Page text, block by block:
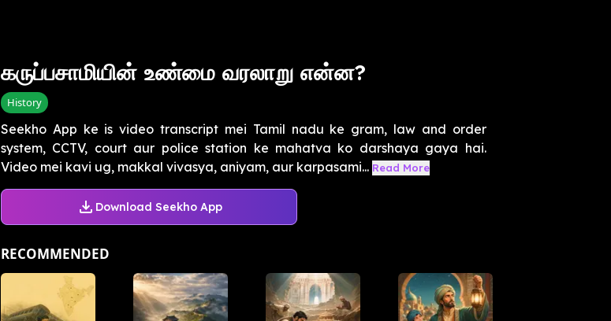
கருப்பசாமியின் உண்மை வரலாறு என்ன?
History
Seekho App ke is video transcript mei Tamil nadu ke gram, law and order
system, CCTV, court aur police station ke mahatva ko darshaya gaya hai.
Video mei kavi ug, makkal vivasya, aniyam, aur karpasami... Read More
Download Seekho App
RECOMMENDED